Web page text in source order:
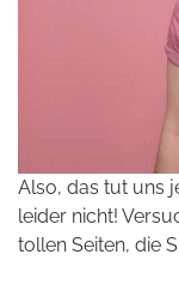
Also, das tut uns
leider nicht!
tollen Seiten, die